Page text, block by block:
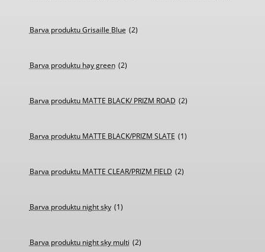
Barva produktu Grisaille Blue (2)
Barva produktu hay green (2)
Barva produktu MATTE BLACK/ PRIZM ROAD (2)
Barva produktu MATTE BLACK/PRIZM SLATE (1)
Barva produktu MATTE CLEAR/PRIZM FIELD (2)
Barva produktu night sky (1)
Barva produktu night sky multi (2)